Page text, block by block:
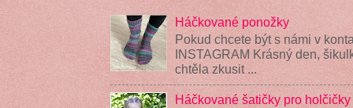
Háčkované ponožky
Pokud chcete být s námi v
INSTAGRAM Krásný den,
chtěla zkusit ...
Háčkované šatičky pro holčičky